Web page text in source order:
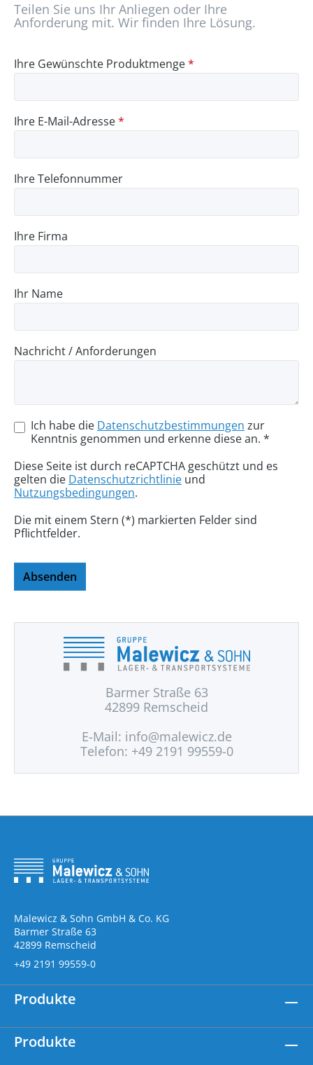
Teilen Sie uns Ihr Anliegen oder Ihre
Anforderung mit. Wir finden Ihre Lösung.
Ihre Gewünschte Produktmenge*
Ihre E-Mail-Adresse*
Ihre Telefonnummer
Ihre Firma
Ihr Name
Nachricht / Anforderungen
Ich habe die Datenschutzbestimmungen zur
Kenntnis genommen und erkenne diese an. *
Diese Seite ist durch reCAPTCHA geschützt und es
gelten die Datenschutzrichtlinie und
Nutzungsbedingungen.
Die mit einem Stern (*) markierten Felder sind
Pflichtfelder.
Absenden
Barmer Straße 63
42899 Remscheid
E-Mail: info@malewicz.de
Telefon: +49 2191 99559-0
Malewicz & Sohn GmbH & Co. KG
Barmer Straße 63
42899 Remscheid
+49 2191 99559-0
Produkte
Produkte